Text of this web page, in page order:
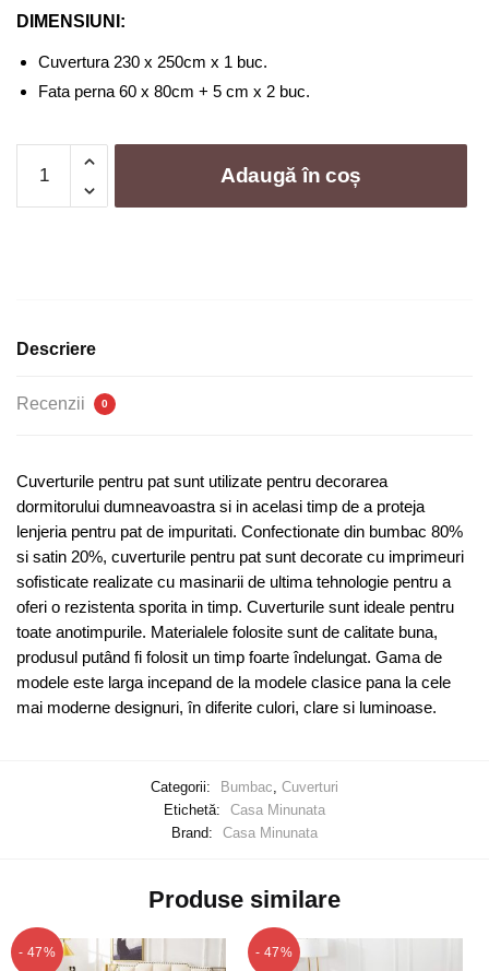
a
fost:
299,00 lei.
159,00 lei.
DIMENSIUNI:
Cuvertura 230 x 250cm x 1 buc.
Fata perna 60 x 80cm + 5 cm x 2 buc.
Cuvertura
de
|
Adaugă în coș
Descriere
Recenzii 0
Cuverturile pentru pat sunt utilizate pentru decorarea
dormitorului dumneavoastra si in acelasi timp de a proteja
lenjeria pentru pat de impuritati. Confectionate din bumbac 80%
si satin 20%, cuverturile pentru pat sunt decorate cu imprimeuri
sofisticate realizate cu masinarii de ultima tehnologie pentru a
oferi o rezistenta sporita in timp. Cuverturile sunt ideale pentru
toate anotimpurile. Materialele folosite sunt de calitate buna,
produsul putând fi folosit un timp foarte îndelungat. Gama de
modele este larga incepand de la modele clasice pana la cele
mai moderne designuri, în diferite culori, clare si luminoase.
Categorii: Bumbac Cuverturi
Etichetă:
Casa Minunata
Brand:
Casa Minunata
Produse similare
- 47% - 47%